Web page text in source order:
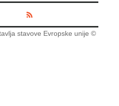
stavove Evropske unije ©